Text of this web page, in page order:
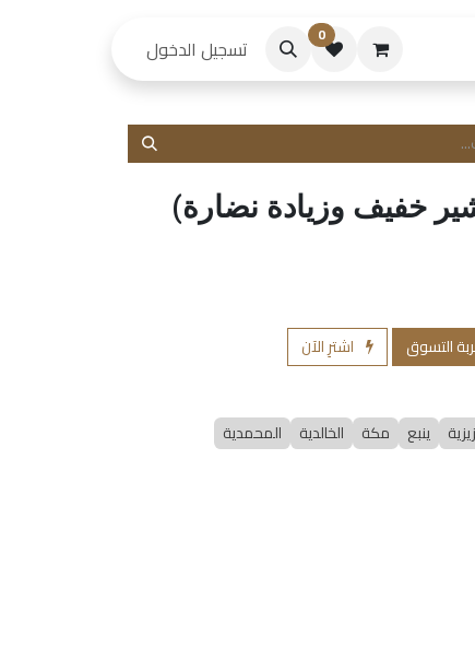
0 تسجيل الدخول
خفيف وزيادة نضارة)
التسوق
اشترِ الآن
ينبع مكة الخالدية المحمدية